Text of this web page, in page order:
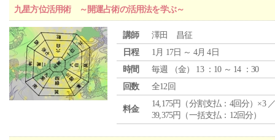
九星方位活用術 ～開運占術の活用法を学ぶ～
講師
澤田 昌征
日程
1月 17日 ～ 4月 4日
時間
毎週 （金） 13 ：10 ～ 14 ：30
回数
全12回
料金
14,175円（分割支払：4回分）×3
39,375円（一括支払：12回分）